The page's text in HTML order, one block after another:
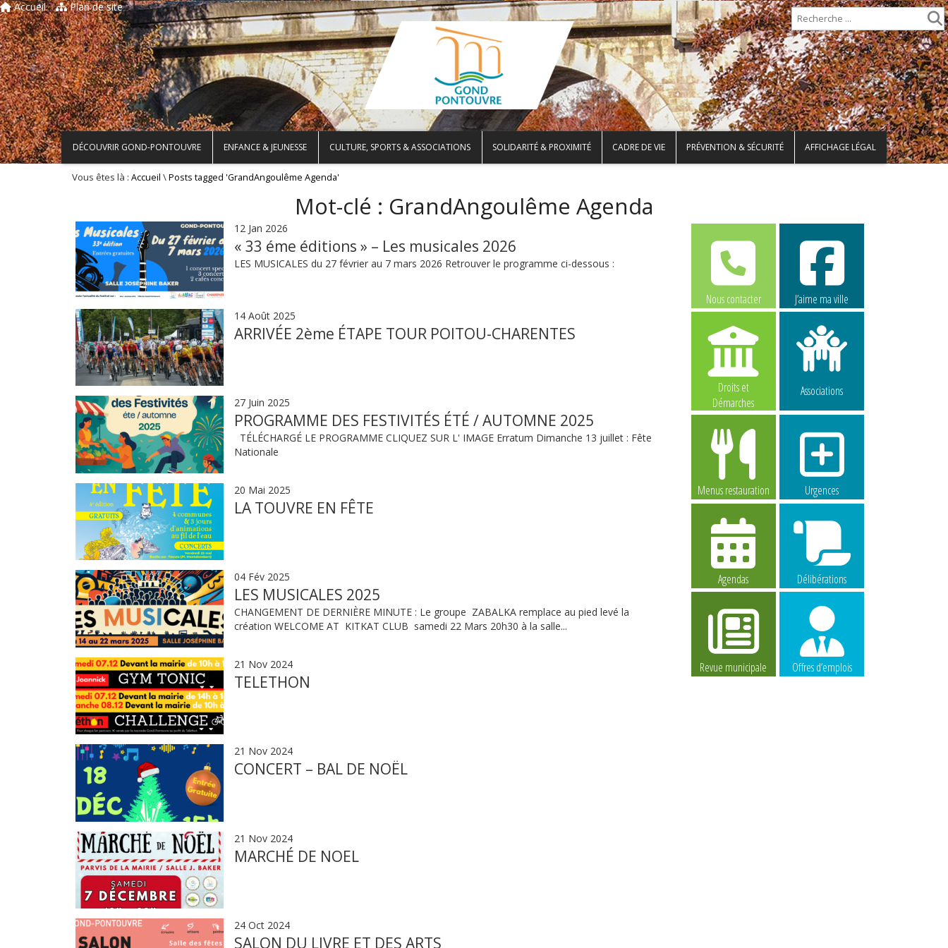
Accueil Plan de site
DÉCOUVRIR GOND-PONTOUVRE ENFANCE & JEUNESSE CULTURE, SPORTS & ASSOCIATIONS SOLIDARITÉ & PROXIMITÉ CADRE DE VIE PRÉVENTION & SÉCURITÉ AFFICHAGE LÉGAL
Vous êtes là : Accueil \Posts tagged 'GrandAngoulême Agenda'
Mot-clé : GrandAngoulême Agenda
12 Jan 2026
« 33 éme éditions » – Les musicales 2026
LES MUSICALES du 27 février au 7 mars 2026 Retrouver le programme ci-dessous :
14 Août 2025
ARRIVÉE 2ème ÉTAPE TOUR POITOU-CHARENTES
27 Juin 2025
PROGRAMME DES FESTIVITÉS ÉTÉ / AUTOMNE 2025
TÉLÉCHARGÉ LE PROGRAMME CLIQUEZ SUR L' IMAGE Erratum Dimanche 13 juillet : Fête
Nationale
20 Mai 2025
LA TOUVRE EN FÊTE
04 Fév 2025
LES MUSICALES 2025
CHANGEMENT DE DERNIÈRE MINUTE : Le groupe ZABALKA remplace au pied levé la
création WELCOME AT KITKAT CLUB samedi 22 Mars 20h30 à la salle...
21 Nov 2024
TELETHON
21 Nov 2024
CONCERT – BAL DE NOËL
21 Nov 2024
MARCHÉ DE NOEL
24 Oct 2024
SALON DU LIVRE ET DES ARTS
Nous contacter J’aime ma ville
Droits et
Démarches
Associations
Menus restauration Urgences
Agendas Délibérations
Revue municipale Offres d’emplois